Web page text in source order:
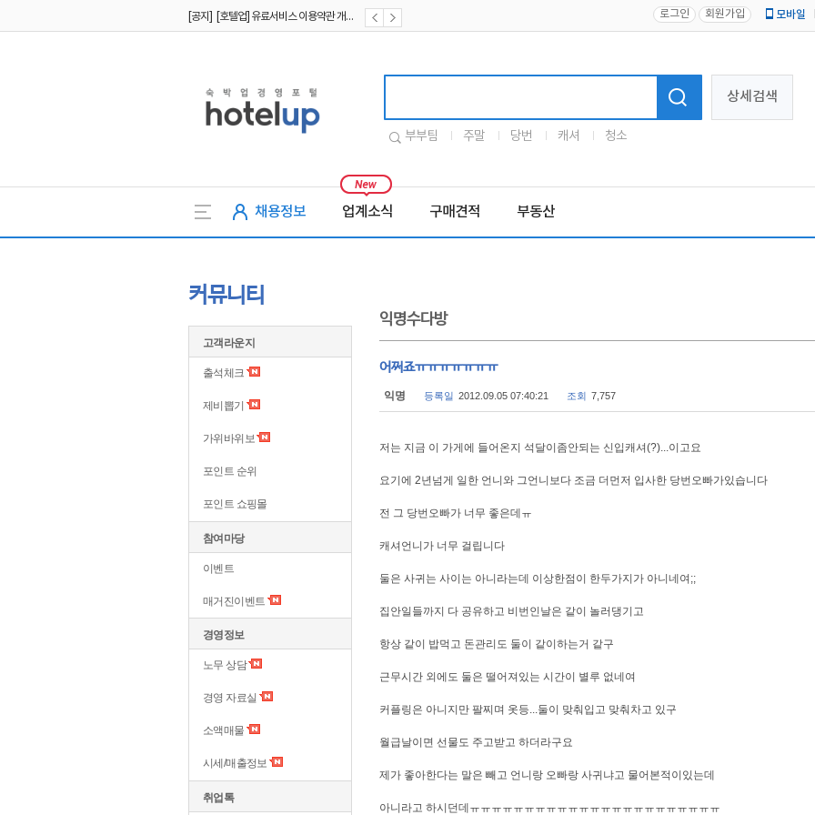
[공지] [호텔업] 개인정보 처리방침 개정본2 (19.09.02) 로그인 회원가입 모바일
상세검색
부부팀 주말 당번 캐셔 청소
채용정보 업계소식 구매견적 부동산
커뮤니티
고객라운지
출석체크
제비뽑기
가위바위보
포인트 순위
포인트 쇼핑몰
참여마당
이벤트
매거진이벤트
경영정보
노무 상담
경영 자료실
소액매물
시세/매출정보
취업톡
익명수다방
어쩌죠ㅠㅠㅠㅠㅠㅠㅠ
익명 등록일 2012.09.05 07:40:21 조회 7,757
저는 지금 이 가게에 들어온지 석달이좀안되는 신입캐셔(?)...이고요
요기에 2년넘게 일한 언니와 그언니보다 조금 더먼저 입사한 당번오빠가있습니다
전 그 당번오빠가 너무 좋은데ㅠ
캐셔언니가 너무 걸립니다
둘은 사귀는 사이는 아니라는데 이상한점이 한두가지가 아니네여;;
집안일들까지 다 공유하고 비번인날은 같이 놀러댕기고
항상 같이 밥먹고 돈관리도 둘이 같이하는거 같구
근무시간 외에도 둘은 떨어져있는 시간이 별루 없네여
커플링은 아니지만 팔찌며 옷등...둘이 맞춰입고 맞춰차고 있구
월급날이면 선물도 주고받고 하더라구요
제가 좋아한다는 말은 빼고 언니랑 오빠랑 사귀냐고 물어본적이있는데
아니라고 하시던데ㅠㅠㅠㅠㅠㅠㅠㅠㅠㅠㅠㅠㅠㅠㅠㅠㅠㅠㅠㅠㅠㅠㅠ